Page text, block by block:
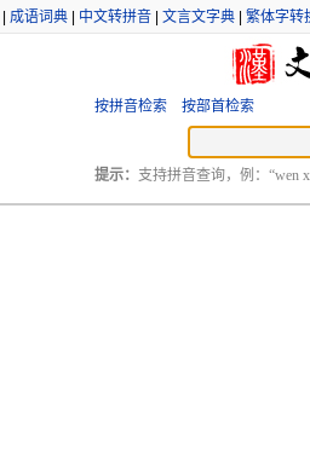
成语词典 中文转拼音 文言文字典 繁体字转
按拼音检索 按部首检索
提示： 支持拼音查询，例：“wen